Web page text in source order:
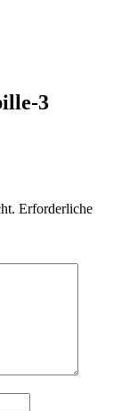
3
Erforderliche